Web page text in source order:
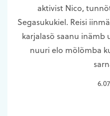
aktivist Nico,
Segasukukiel. Reisi
karjalasõ saanu inämb
nuuri elo mõlõmba